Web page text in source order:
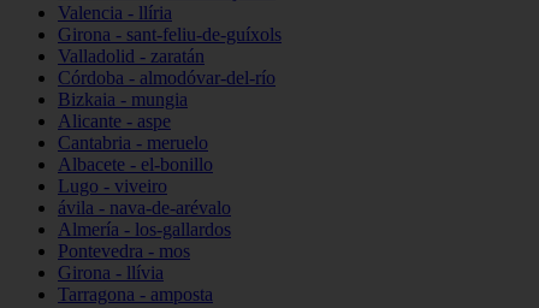
Valencia - llíria
Girona - sant-feliu-de-guíxols
Valladolid - zaratán
Córdoba - almodóvar-del-río
Bizkaia - mungia
Alicante - aspe
Cantabria - meruelo
Albacete - el-bonillo
Lugo - viveiro
ávila - nava-de-arévalo
Almería - los-gallardos
Pontevedra - mos
Girona - llívia
Tarragona - amposta